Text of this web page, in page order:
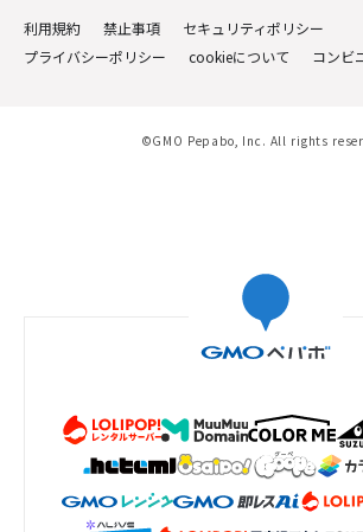
利用規約 禁止事項
セキュリティポリシー
プライバシーポリシー
cookieについて コンビ
©GMO Pepabo, Inc. All rights